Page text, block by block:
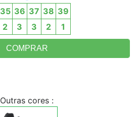
35 36 37 38 39
2 3 3 2 1
Outras cores :